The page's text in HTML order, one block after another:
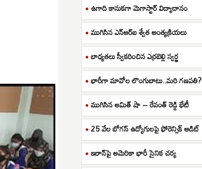
ఉగాది కానుకగా మెగాస్టార్ విద్యాదానం
ముగిసిన ఎన్ఆర్ఐ శ్వేత అంత్యక్రియలు
బాధ్యతలు స్వీకరించిన ఎర్రబెల్లి స్వర్ణ
భారీగా మావోల లొంగుబాటు..మరి గణపతి?
ముగిసిన అమిత్ షా – రేవంత్ రెడ్డి భేటీ
25 వేల బోగస్ ఉద్యోగులపై ఫోరెన్సిక్ ఆడిట్
ఇరాన్‌పై అమెరికా భారీ సైనిక చర్య